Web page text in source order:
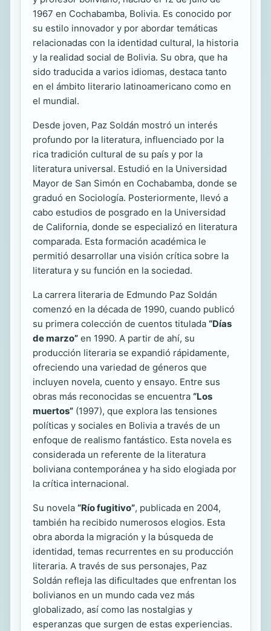
1967 en Cochabamba, Bolivia. Es conocido por
su estilo innovador y por abordar temáticas
relacionadas con la identidad cultural, la historia
y la realidad social de Bolivia. Su obra, que ha
sido traducida a varios idiomas, destaca tanto
en el ámbito literario latinoamericano como en
el mundial.
Desde joven, Paz Soldán mostró un interés
profundo por la literatura, influenciado por la
rica tradición cultural de su país y por la
literatura universal. Estudió en la Universidad
Mayor de San Simón en Cochabamba, donde se
graduó en Sociología. Posteriormente, llevó a
cabo estudios de posgrado en la Universidad
de California, donde se especializó en literatura
comparada. Esta formación académica le
permitió desarrollar una visión crítica sobre la
literatura y su función en la sociedad.
La carrera literaria de Edmundo Paz Soldán
comenzó en la década de 1990, cuando publicó
su primera colección de cuentos titulada “Días
de marzo” en 1990. A partir de ahí, su
producción literaria se expandió rápidamente,
ofreciendo una variedad de géneros que
incluyen novela, cuento y ensayo. Entre sus
obras más reconocidas se encuentra “Los
muertos” (1997), que explora las tensiones
políticas y sociales en Bolivia a través de un
enfoque de realismo fantástico. Esta novela es
considerada un referente de la literatura
boliviana contemporánea y ha sido elogiada por
la crítica internacional.
Su novela “Río fugitivo”, publicada en 2004,
también ha recibido numerosos elogios. Esta
obra aborda la migración y la búsqueda de
identidad, temas recurrentes en su producción
literaria. A través de sus personajes, Paz
Soldán refleja las dificultades que enfrentan los
bolivianos en un mundo cada vez más
globalizado, así como las nostalgias y
esperanzas que surgen de estas experiencias.